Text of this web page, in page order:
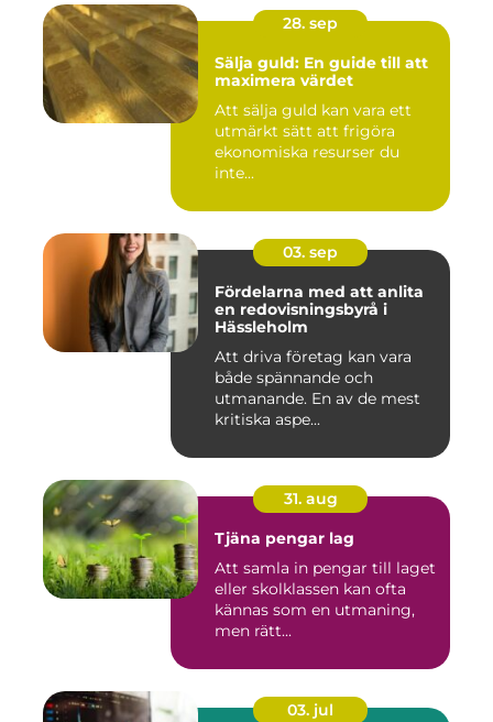
28. sep
Sälja guld: En guide till att
maximera värdet
Att sälja guld kan vara ett
utmärkt sätt att frigöra
ekonomiska resurser du
inte...
03. sep
Fördelarna med att anlita
en redovisningsbyrå i
Hässleholm
Att driva företag kan vara
både spännande och
utmanande. En av de mest
kritiska aspe...
31. aug
Tjäna pengar lag
Att samla in pengar till laget
eller skolklassen kan ofta
kännas som en utmaning,
men rätt...
03. jul